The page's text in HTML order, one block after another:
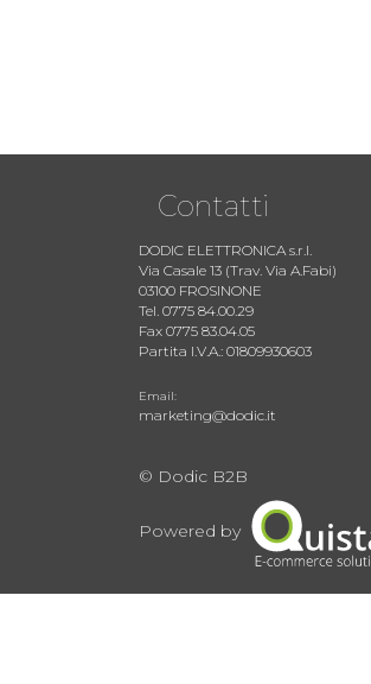
Contatti
DODIC ELETTRONICA s.r.l.
Via Casale 13 (Trav. Via A.Fabi)
03100 FROSINONE
Tel. 0775 84.00.29
Fax 0775 83.04.05
Partita I.V.A.: 01809930603
Email:
marketing@dodic.it
© Dodic B2B
Powered by